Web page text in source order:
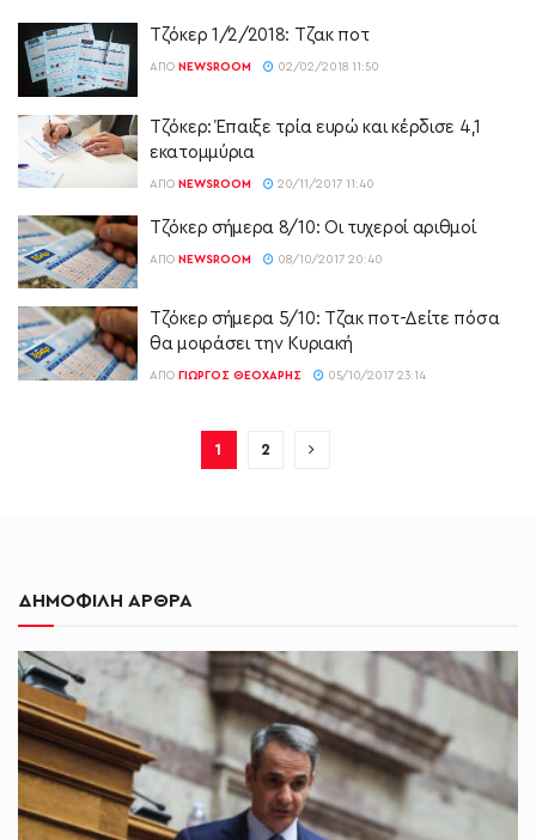
Τζόκερ 1/2/2018: Τζακ ποτ
ΑΠΌ NEWSROOM 02/02/2018 11:50
Τζόκερ: Έπαιξε τρία ευρώ και κέρδισε 4,1
εκατομμύρια
ΑΠΌ NEWSROOM 20/11/2017 11:40
Τζόκερ σήμερα 8/10: Οι τυχεροί αριθμοί
ΑΠΌ NEWSROOM 08/10/2017 20:40
Τζόκερ σήμερα 5/10: Τζακ ποτ-Δείτε πόσα
θα μοιράσει την Κυριακή
ΑΠΌ ΓΙΏΡΓΟΣ ΘΕΟΧΆΡΗΣ 05/10/2017 23:14
1 2
ΔΗΜΟΦΙΛΗ ΑΡΘΡΑ